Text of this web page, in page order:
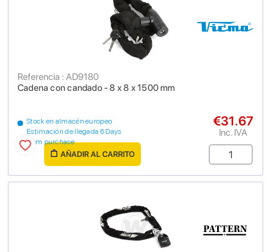
Cadena con candado - 8 x 8 x 1500 mm
Referencia : AD9180
Stock en almacén europeo
Estimación de llegada 6 Days
from purchase
€31.67
Inc. IVA
AÑADIR AL CARRITO